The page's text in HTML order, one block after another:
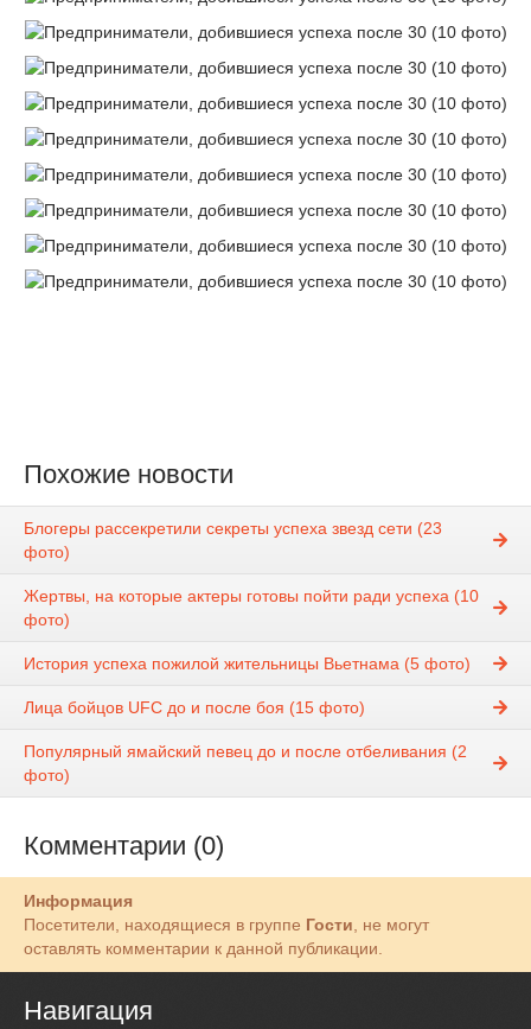
Похожие новости
Блогеры рассекретили секреты успеха звезд сети (23
фото)
Жертвы, на которые актеры готовы пойти ради успеха (10
фото)
История успеха пожилой жительницы Вьетнама (5 фото)
Лица бойцов UFC до и после боя (15 фото)
Популярный ямайский певец до и после отбеливания (2
фото)
Комментарии (0)
Информация
Посетители, находящиеся в группе Гости, не могут
оставлять комментарии к данной публикации.
Навигация